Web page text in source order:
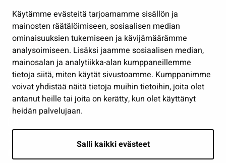
Käytämme evästeitä tarjoamamme sisällön ja
mainosten räätälöimiseen, sosiaalisen median
ominaisuuksien tukemiseen ja kävijämäärämme
analysoimiseen. Lisäksi jaamme sosiaalisen median,
mainosalan ja analytiikka-alan kumppaneillemme
tietoja siitä, miten käytät sivustoamme. Kumppanimme
voivat yhdistää näitä tietoja muihin tietoihin, joita olet
antanut heille tai joita on kerätty, kun olet käyttänyt
heidän palvelujaan.
Salli kaikki evästeet
Työ ja yrittäminen
Osallistu ja asioi
Näytä omat evästeasetukseni
Seuraa meitä